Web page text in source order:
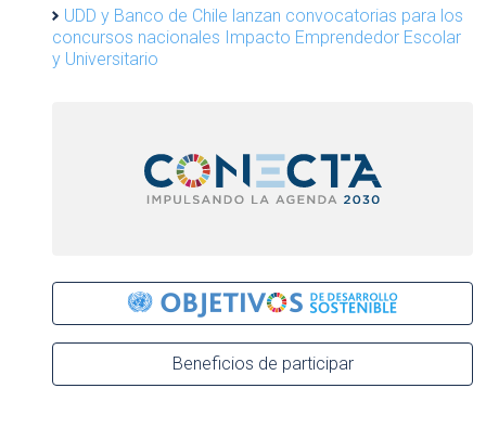
UDD y Banco de Chile lanzan convocatorias para los
concursos nacionales Impacto Emprendedor Escolar
y Universitario
Beneficios de participar